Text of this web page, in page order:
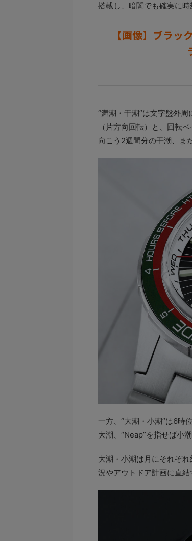
搭載し、暗闇でも確実に時
【画像】ブラ
“満潮・干潮”は文字盤外
（片方向回転）と、回転
向こう2週間分の干潮、ま
一方、“大潮・小潮”は6時
大潮、“Neap”を指せば小潮
大潮・小潮は月にそれぞ
況やアウトドア計画に直